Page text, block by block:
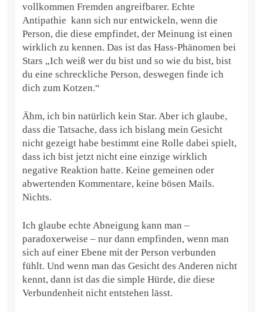
vollkommen Fremden angreifbarer. Echte
Antipathie kann sich nur entwickeln, wenn die
Person, die diese empfindet, der Meinung ist einen
wirklich zu kennen. Das ist das Hass-Phänomen bei
Stars „Ich weiß wer du bist und so wie du bist, bist
du eine schreckliche Person, deswegen finde ich
dich zum Kotzen.“
Ähm, ich bin natürlich kein Star. Aber ich glaube,
dass die Tatsache, dass ich bislang mein Gesicht
nicht gezeigt habe bestimmt eine Rolle dabei spielt,
dass ich bist jetzt nicht eine einzige wirklich
negative Reaktion hatte. Keine gemeinen oder
abwertenden Kommentare, keine bösen Mails.
Nichts.
Ich glaube echte Abneigung kann man –
paradoxerweise – nur dann empfinden, wenn man
sich auf einer Ebene mit der Person verbunden
fühlt. Und wenn man das Gesicht des Anderen nicht
kennt, dann ist das die simple Hürde, die diese
Verbundenheit nicht entstehen lässt.